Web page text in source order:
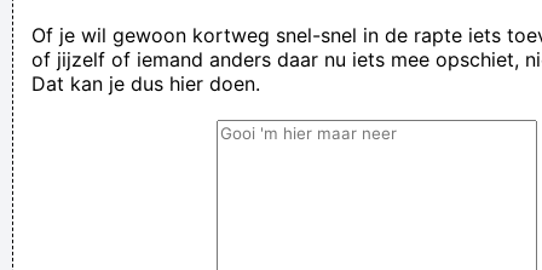
Of je wil gewoon kortweg snel-snel in de rapte iets
of jijzelf of iemand anders daar nu iets mee opschiet,
Dat kan je dus hier doen.